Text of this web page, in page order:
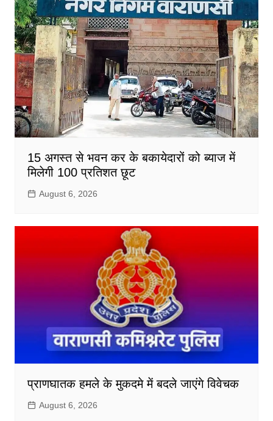
15 अगस्त से भवन कर के बकायेदारों को ब्याज में
मिलेगी 100 प्रतिशत छूट
August 6, 2026
प्राणघातक हमले के मुकदमे में बदले जाएंगे विवेचक
August 6, 2026